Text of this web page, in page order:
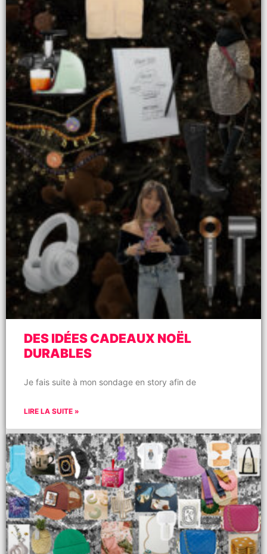
DES IDÉES CADEAUX NOËL
DURABLES
Je fais suite à mon sondage en story afin de
LIRE LA SUITE »